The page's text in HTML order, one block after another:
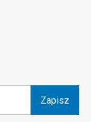
Zapisz